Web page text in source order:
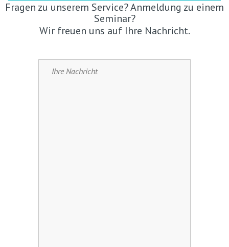
Fragen zu unserem Service? Anmeldung zu einem
Seminar?
Wir freuen uns auf Ihre Nachricht.